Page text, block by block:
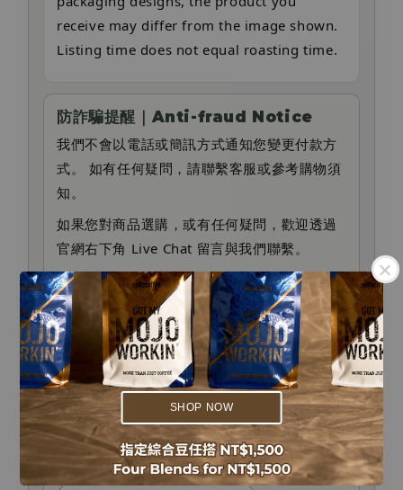
.
.
SHOP NOW
receive may differ from the image shown.
Listing time does not equal roasting time.
防詐騙提醒｜Anti-fraud Notice
我們不會以電話或簡訊方式通知您變更付款方
式。 如有任何疑問，請聯繫客服或參考購物須
知。
如果您對商品選購，或有任何疑問，歡迎透過
官網右下角 Live Chat 留言與我們聯繫。
If you have any questions about product
selection or need assistance, feel free to
leave us a message via the Live Chat at the
bottom right corner of our website.
We will never contact you by phone or
SMS to request payment changes. Please
contact customer service or refer to our
shopping policy if you have concerns.